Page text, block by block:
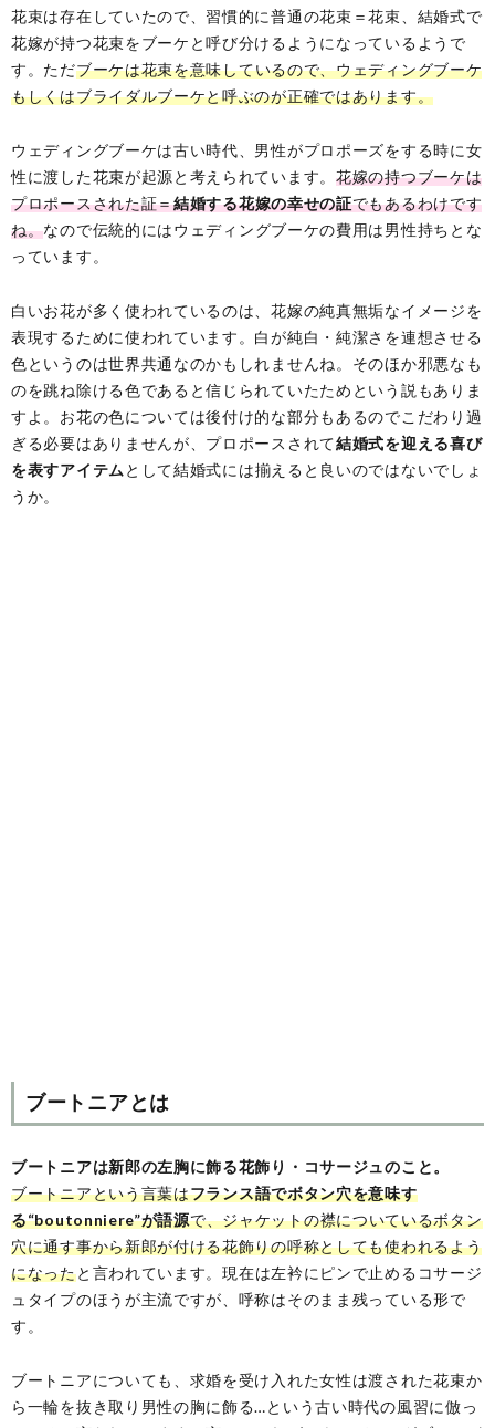
花束は存在していたので、習慣的に普通の花束＝花束、結婚式で
花嫁が持つ花束をブーケと呼び分けるようになっているようで
す。ただブーケは花束を意味しているので、ウェディングブーケ
もしくはブライダルブーケと呼ぶのが正確ではあります。
ウェディングブーケは古い時代、男性がプロポーズをする時に女
性に渡した花束が起源と考えられています。 花嫁の持つブーケは
プロポースされた証＝結婚する花嫁の幸せの証でもあるわけです
ね。なので伝統的にはウェディングブーケの費用は男性持ちとな
っています。
白いお花が多く使われているのは、花嫁の純真無垢なイメージを
表現するために使われています。白が純白・純潔さを連想させる
色というのは世界共通なのかもしれませんね。そのほか邪悪なも
のを跳ね除ける色であると信じられていたためという説もありま
すよ。お花の色については後付け的な部分もあるのでこだわり過
ぎる必要はありませんが、プロポースされて結婚式を迎える喜び
を表すアイテム として結婚式には揃えると良いのではないでしょ
うか。
ブートニアとは
ブートニアは新郎の左胸に飾る花飾り・コサージュのこと。
ブートニアという言葉はフランス語でボタン穴を意味す
る“boutonniere”が語源で、ジャケットの襟についているボタン
穴に通す事から新郎が付ける花飾りの呼称としても使われるよう
になったと言われています。現在は左衿にピンで止めるコサージ
ュタイプのほうが主流ですが、呼称はそのまま残っている形で
す。
ブートニアについても、求婚を受け入れた女性は渡された花束か
ら一輪を抜き取り男性の胸に飾る…という古い時代の風習に倣っ